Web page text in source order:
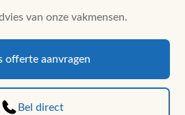
van onze vakmensen.
offerte aanvragen
Bel direct